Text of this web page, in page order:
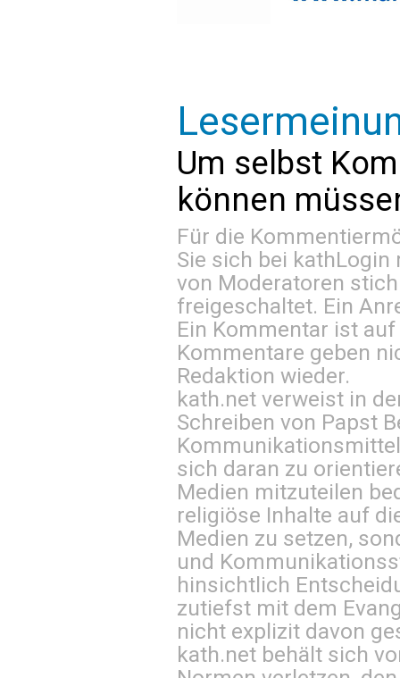
Um selbst
können
Für die
Sie sich bei kathLogin
von Moderatoren
freigeschaltet. Ein
Ein Kommentar ist
Kommentare geben
Redaktion wieder.
kath.net verweist in
Schreiben von Papst
sich daran zu
Medien mitzuteilen
religiöse Inhalte auf
Medien zu setzen,
und
hinsichtlich
zutiefst mit dem
nicht explizit davon
kath.net behält sich